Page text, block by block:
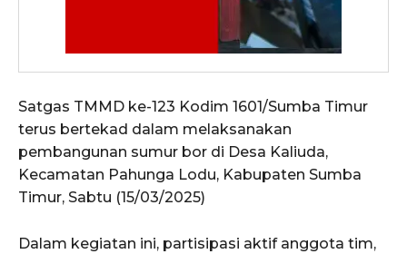
Satgas TMMD ke-123 Kodim 1601/Sumba Timur
terus bertekad dalam melaksanakan
pembangunan sumur bor di Desa Kaliuda,
Kecamatan Pahunga Lodu, Kabupaten Sumba
Timur, Sabtu (15/03/2025)
Dalam kegiatan ini, partisipasi aktif anggota tim,